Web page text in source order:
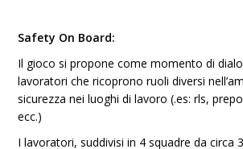
Safety On Board:
Il gioco si propone come momento di
lavoratori che ricoprono ruoli diversi
sicurezza nei luoghi di lavoro (.es: rls,
ecc.)
I lavoratori, suddivisi in 4 squadre da circa